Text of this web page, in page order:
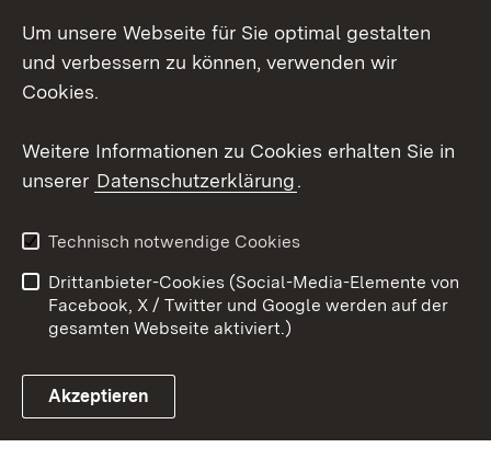
Social Wall
Youtube
Link zum Landesportal
Kontakt
Datenschutz
Barrierefreiheit
Impressum Cookies
Um unsere Webseite für Sie optimal gestalten
und verbessern zu können, verwenden wir
Cookies.
Weitere Informationen zu Cookies erhalten Sie in
unserer Datenschutzerklärung.
Technisch notwendige Cookies
Drittanbieter-Cookies (Social-Media-Elemente von
Facebook, X / Twitter und Google werden auf der
gesamten Webseite aktiviert.)
Akzeptieren